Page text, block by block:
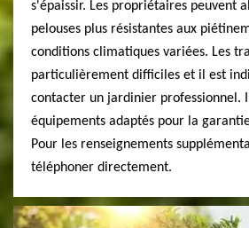
s'épaissir. Les propriétaires peuvent
pelouses plus résistantes aux
conditions climatiques variées. Les
particulièrement difficiles et il est
contacter un jardinier professionnel.
équipements adaptés pour la
Pour les renseignements
téléphoner directement.